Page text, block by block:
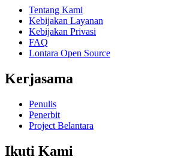
Tentang Kami
Kebijakan Layanan
Kebijakan Privasi
FAQ
Lontara Open Source
Kerjasama
Penulis
Penerbit
Project Belantara
Ikuti Kami